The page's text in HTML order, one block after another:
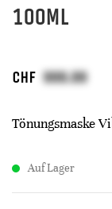
100ML
CHF
Tönungsmaske
Auf Lager